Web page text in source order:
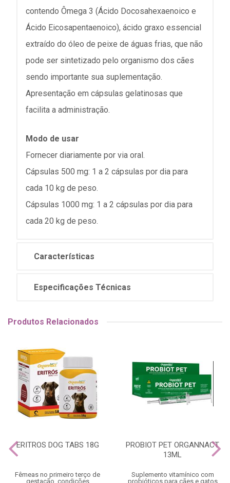
contendo Ômega 3 (Ácido Docosahexaenoico e
Ácido Eicosapentaenoico), ácido graxo essencial
extraído do óleo de peixe de águas frias, que não
pode ser sintetizado pelo organismo dos cães
sendo importante sua suplementação.
Apresentação em cápsulas gelatinosas que
facilita a administração.
Modo de usar
Fornecer diariamente por via oral.
Cápsulas 500 mg: 1 a 2 cápsulas por dia para
cada 10 kg de peso.
Cápsulas 1000 mg: 1 a 2 cápsulas por dia para
cada 20 kg de peso.
Características
Especificações Técnicas
Produtos Relacionados
ERITROS DOG TABS 18G
Fêmeas no primeiro terço de
gestação, condições
PROBIOT PET ORGANNACT
13ML
Suplemento vitamínico com
probióticos para cães e gatos